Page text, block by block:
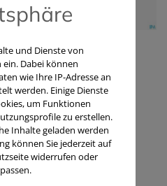
30ml
und Dienste von
Dabei können
wie Ihre IP-Adresse an
werden. Einige Dienste
um Funktionen
zu erstellen.
Inhalte geladen werden
können Sie jederzeit auf
widerrufen oder